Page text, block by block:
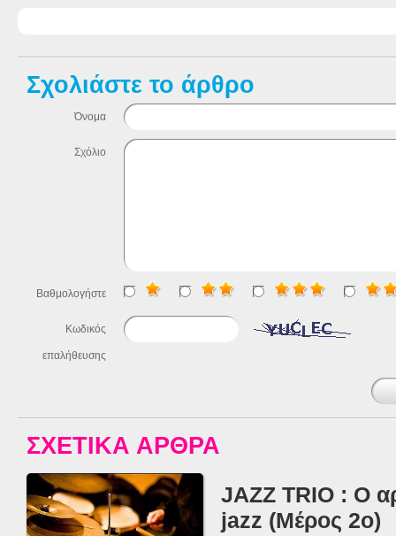
Σχολιάστε το άρθρο
Όνομα
Σχόλιο
Βαθμολογήστε
Κωδικός
επαλήθευσης
ΣΧΕΤΙΚΑ ΑΡΘΡΑ
JAZZ TRIO : Ο
jazz (Μέρος 2ο)